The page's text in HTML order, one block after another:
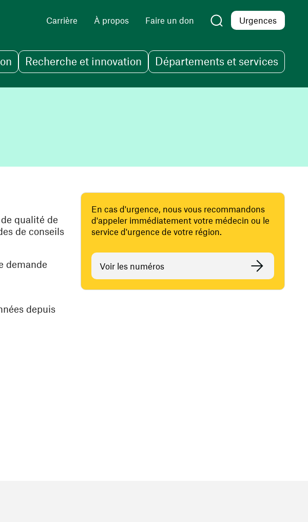
Carrière À propos Faire un don Urgences
Recherche et innovation Départements et services
qualité de
de conseils
demande
depuis
En cas d'urgence, nous vous recommandons
d'appeler immédiatement votre médecin ou le
service d'urgence de votre région.
Voir les numéros